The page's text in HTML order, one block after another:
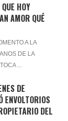
HOY
AMOR QUÉ
A LA
DE LA
...
DE
ENVOLTORIOS
DEL